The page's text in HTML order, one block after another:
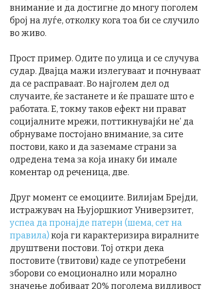
внимание и да достигне до многу поголем
број на луѓе, отколку кога тоа би се случило
во живо.
Прост пример. Одите по улица и се случува
судар. Двајца мажи излегуваат и почнуваат
да се расправаат. Во најголем дел од
случаите, ќе застанете и ќе прашате што е
работата. Е, токму таков ефект ни прават
социјалните мрежи, поттикнувајќи не’ да
обрнуваме постојано внимание, за сите
постови, како и да заземаме страни за
одредена тема за која инаку би имале
коментар од реченица, две.
Друг момент се емоциите. Вилијам Брејди,
истражувач на Њујоршкиот Универзитет,
успеа да пронајде патерн (шема, сет на
правила)која ги карактеризира виралните
друштвени постови. Тој откри дека
постовите (твитови) каде се употребени
зборови со емоционално или морално
значење добиваат 20% поголема видливост